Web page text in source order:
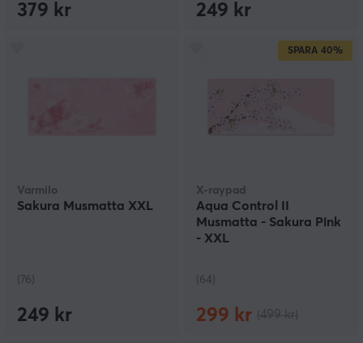
379 kr 249 kr
Varmilo
Sakura Musmatta XXL
(76)
249 kr
SPARA 40%
X-raypad
Aqua Control II
Musmatta - Sakura Pink
- XXL
(64)
299 kr